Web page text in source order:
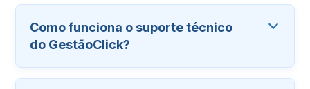
Como funciona o suporte técnico
do GestãoClick?